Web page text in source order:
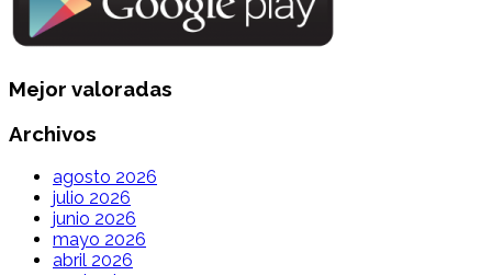
Mejor valoradas
Archivos
agosto 2026
julio 2026
junio 2026
mayo 2026
abril 2026